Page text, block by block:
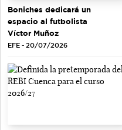
Boniches dedicará un
espacio al futbolista
Víctor Muñoz
EFE - 20/07/2026